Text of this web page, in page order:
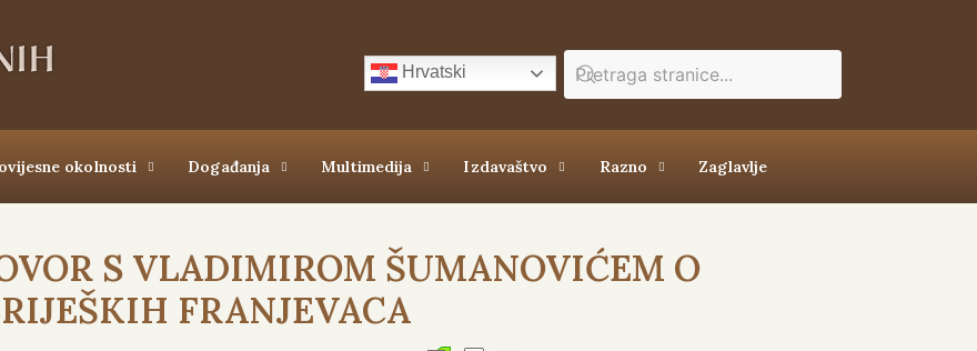
Hrvatski
okolnosti Događanja Multimedija Izdavaštvo Razno Zaglavlje
S VLADIMIROM ŠUMANOVIĆEM O
FRANJEVACA